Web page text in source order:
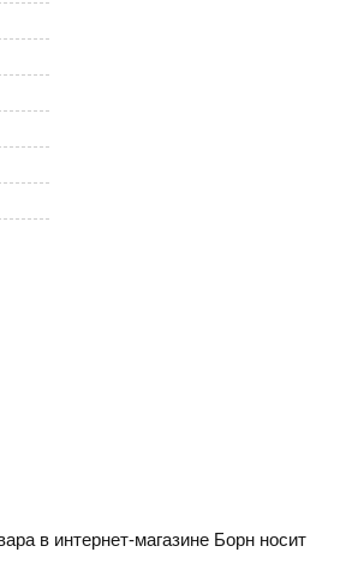
в интернет-магазине Борн носит